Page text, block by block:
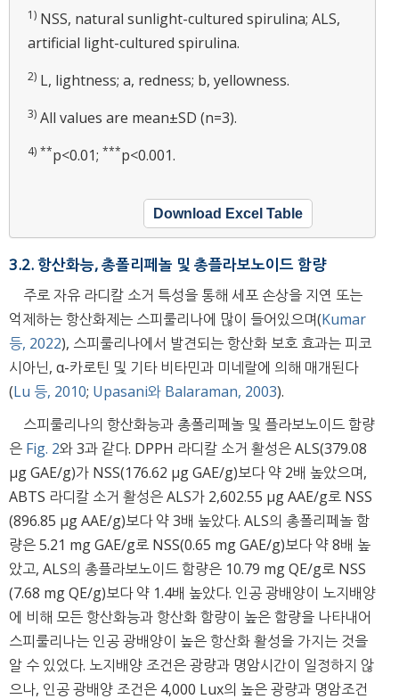
1) NSS, natural sunlight-cultured spirulina; ALS,
artificial light-cultured spirulina.
2) L, lightness; a, redness; b, yellowness.
3) All values are mean±SD (n=3).
4) **p<0.01; ***p<0.001.
Download Excel Table
3.2. 항산화능, 총폴리페놀 및 총플라보노이드 함량
주로 자유 라디칼 소거 특성을 통해 세포 손상을 지연 또는
억제하는 항산화제는 스피룰리나에 많이 들어있으며(Kumar
등, 2022), 스피룰리나에서 발견되는 항산화 보호 효과는 피코
시아닌, α-카로틴 및 기타 비타민과 미네랄에 의해 매개된다
(Lu 등, 2010; Upasani와 Balaraman, 2003).
스피룰리나의 항산화능과 총폴리페놀 및 플라보노이드 함량
은 Fig. 2와 3과 같다. DPPH 라디칼 소거 활성은 ALS(379.08
μg GAE/g)가 NSS(176.62 μg GAE/g)보다 약 2배 높았으며,
ABTS 라디칼 소거 활성은 ALS가 2,602.55 μg AAE/g로 NSS
(896.85 μg AAE/g)보다 약 3배 높았다. ALS의 총폴리페놀 함
량은 5.21 mg GAE/g로 NSS(0.65 mg GAE/g)보다 약 8배 높
았고, ALS의 총플라보노이드 함량은 10.79 mg QE/g로 NSS
(7.68 mg QE/g)보다 약 1.4배 높았다. 인공 광배양이 노지배양
에 비해 모든 항산화능과 항산화 함량이 높은 함량을 나타내어
스피룰리나는 인공 광배양이 높은 항산화 활성을 가지는 것을
알 수 있었다. 노지배양 조건은 광량과 명암시간이 일정하지 않
으나, 인공 광배양 조건은 4,000 Lux의 높은 광량과 명암조건